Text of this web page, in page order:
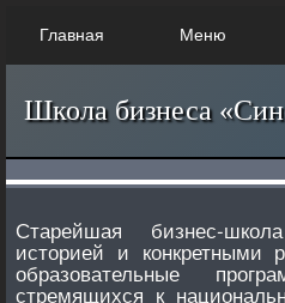
Главная Меню
Школа бизнеса
Старейшая бизнес-
историей и конкретными
образовательные
стремящихся к